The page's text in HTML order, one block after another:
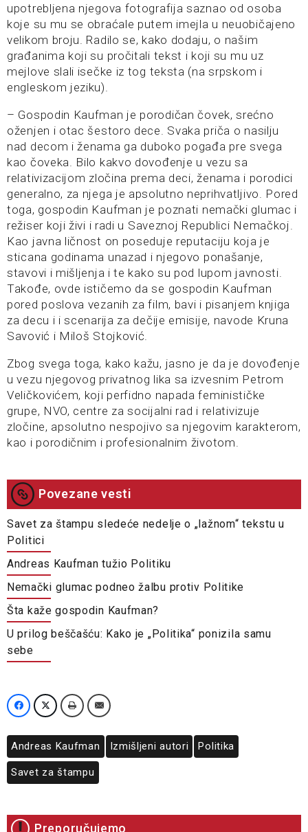
upotrebljena njegova fotografija saznao od osoba
koje su mu se obraćale putem imejla u neuobičajeno
velikom broju. Radilo se, kako dodaju, o našim
građanima koji su pročitali tekst i koji su mu uz
mejlove slali isečke iz tog teksta (na srpskom i
engleskom jeziku).
– Gospodin Kaufman je porodičan čovek, srećno
oženjen i otac šestoro dece. Svaka priča o nasilju
nad decom i ženama ga duboko pogađa pre svega
kao čoveka. Bilo kakvo dovođenje u vezu sa
relativizacijom zločina prema deci, ženama i porodici
generalno, za njega je apsolutno neprihvatljivo. Pored
toga, gospodin Kaufman je poznati nemački glumac i
režiser koji živi i radi u Saveznoj Republici Nemačkoj.
Kao javna ličnost on poseduje reputaciju koja je
sticana godinama unazad i njegovo ponašanje,
stavovi i mišljenja i te kako su pod lupom javnosti.
Takođe, ovde ističemo da se gospodin Kaufman
pored poslova vezanih za film, bavi i pisanjem knjiga
za decu i i scenarija za dečije emisije, navode Kruna
Savović i Miloš Stojković.
Zbog svega toga, kako kažu, jasno je da je dovođenje
u vezu njegovog privatnog lika sa izvesnim Petrom
Veličkovićem, koji perfidno napada feminističke
grupe, NVO, centre za socijalni rad i relativizuje
zločine, apsolutno nespojivo sa njegovim karakterom,
kao i porodičnim i profesionalnim životom.
Povezane vesti
Savet za štampu sledeće nedelje o „lažnom“ tekstu u
Politici
Andreas Kaufman tužio Politiku
Nemački glumac podneo žalbu protiv Politike
Šta kaže gospodin Kaufman?
U prilog beščašću: Kako je „Politika“ ponizila samu
sebe
Andreas Kaufman Izmišljeni autori Politika
Savet za štampu
Preporučujemo